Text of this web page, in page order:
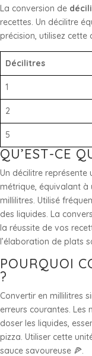
La conversion de
recettes. Un décilitre
précision, utilisez cette
Décilitres
1
2
5
QU’EST-CE
Un décilitre
métrique, équivalant à
millilitres. Utilisé
des liquides. La
la réussite de vos
l’élaboration de plats
POURQUOI
?
Convertir en millilitres
erreurs courantes. Les
doser les liquides,
pizza. Utiliser cette
sauce savoureuse 🍕.